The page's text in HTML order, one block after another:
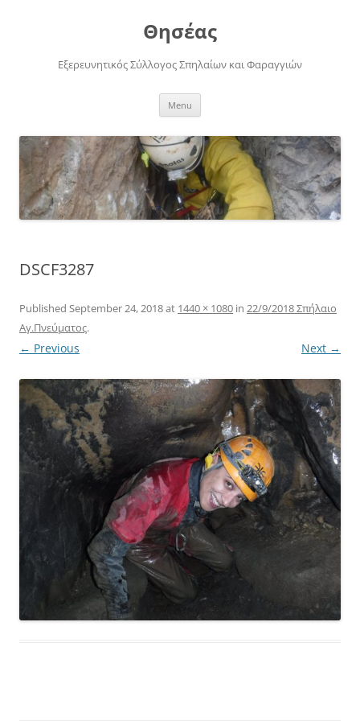
Θησέας
Εξερευνητικός Σύλλογος Σπηλαίων και Φαραγγιών
Menu
DSCF3287
Published September 24, 2018at 1440 × 1080 in 22/9/2018 Σπήλαιο
Αγ.Πνεύματος.
← Previous Next →